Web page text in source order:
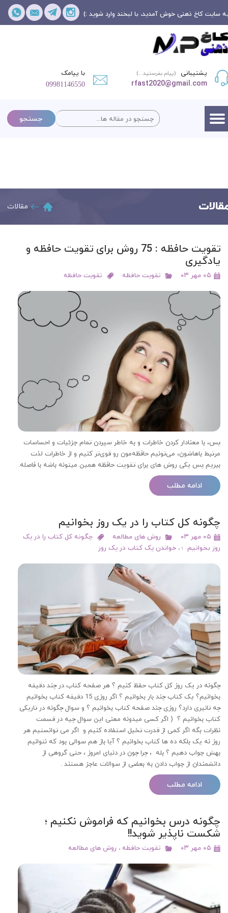
سایت کاخ ذهنی خوش آمدید، با لبخند وارد شوید :)
جستجو
پشتیبانی (پیام بفرستید...)
rfast2020@gmail.com
با پیامک
09981146550
مقالات
تقویت حافظه : 75 روش برای تقویت حافظه و
یادگیری
۰۵ مهر ۰۳ تقویت حافظه تقویت حافظه
پس، با معنادار کردن خاطرات و به خاطر سپردن تمام جزئیات و احساسات
مرتبط باهاشون، می‌تونیم حافظه‌مون رو قوی‌تر کنیم و از خاطرات لذت
ببریم پس یکی روش های برای تقویت حافظه همین میتونه باشه با فاصله.
ادامه مطلب
چگونه کل کتاب را در یک روز بخوانیم
۰۵ مهر ۰۳ روش های مطالعه
چگونه کل کتاب را در یک
روز بخوانیم ؛، خواندن یک کتاب در یک روز
چگونه در یک روز کل کتاب حفظ کنیم ؟ هر صفحه کتاب در چند دقیقه
بخوانیم؟ یک کتاب چند بار بخوانیم ؟ اگر روزی 15 دقیقه کتاب بخوانیم
چه تاثیری دارد؟ روزی چند صفحه کتاب بخوانیم ؟ و سوال چگونه در تاریکی
کتاب بخوانیم ؟ ( اگر کسی میدونه معنی این سوال چیه در قسمت
نظرات بگه اگر کمی از قدرت تخیل استفاده کنیم و اگر می توانستیم هر
روز نه یک بلکه ده ها کتاب بخوانیم ؟ آیا باز هم سوالی بود که نتوانیم
بهش جواب دهیم ؟ بله ، چرا چون در دنیای امروز ، حتی گروهی از
دانشمندان از جواب دادن به بعضی از سوالات عاجز هستند .
ادامه مطلب
چگونه درس بخوانیم که فراموش نکنیم ؛
شکست ناپذیر شوید!!
۰۵ مهر ۰۳ تقویت حافظه ، روش های مطالعه